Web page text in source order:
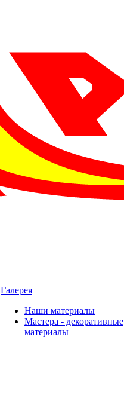
Галерея
Наши материалы
Мастера - декоративные
материалы